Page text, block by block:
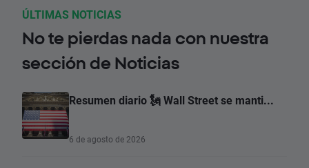
ÚLTIMAS NOTICIAS
No te pierdas nada con nuestra
sección de Noticias
Resumen diario 🗽 Wall Street se manti...
6 de agosto de 2026